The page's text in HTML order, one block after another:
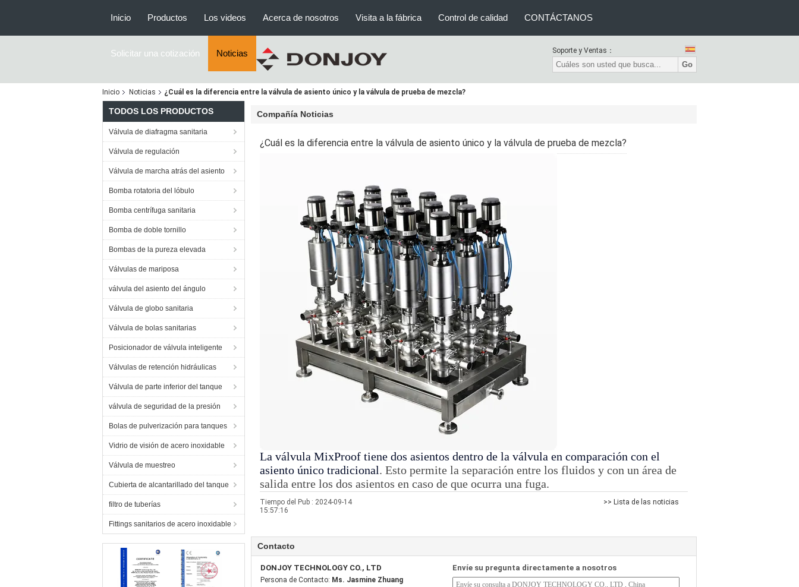
Inicio Productos Los videos Acerca de nosotros Visita a la fábrica Control de calidad CONTÁCTANOS
Solicitar una cotización Noticias Soporte y Ventas：
Go
Inicio Noticias ¿Cuál es la diferencia entre la válvula de asiento único y la válvula de prueba de mezcla?
TODOS LOS PRODUCTOS
Válvula de diafragma sanitaria
Válvula de regulación
Válvula de marcha atrás del asiento
Bomba rotatoria del lóbulo
Bomba centrífuga sanitaria
Bomba de doble tornillo
Bombas de la pureza elevada
Válvulas de mariposa
válvula del asiento del ángulo
Válvula de globo sanitaria
Válvula de bolas sanitarias
Posicionador de válvula inteligente
Válvulas de retención hidráulicas
Válvula de parte inferior del tanque
válvula de seguridad de la presión
Bolas de pulverización para tanques
Vidrio de visión de acero inoxidable
Válvula de muestreo
Cubierta de alcantarillado del tanque
filtro de tuberías
Fittings sanitarios de acero inoxidable
Compañía Noticias
¿Cuál es la diferencia entre la válvula de asiento único y la válvula de prueba de mezcla?
La válvula MixProof tiene dos asientos dentro de la válvula en comparación con el
asiento único tradicional. Esto permite la separación entre los fluidos y con un área de
salida entre los dos asientos en caso de que ocurra una fuga.
Tiempo del Pub : 2024-09-14
15:57:16
>> Lista de las noticias
Contacto
DONJOY TECHNOLOGY CO., LTD
Persona de Contacto: Ms. Jasmine Zhuang
Envíe su pregunta directamente a nosotros